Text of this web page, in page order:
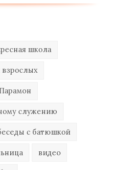
школа
взрослых
служению
с батюшкой
видео